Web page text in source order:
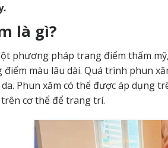
là gì?
phương pháp trang điểm thẩm
màu lâu dài. Quá trình phun
Phun xăm có thể được áp dụng
trên cơ thể để trang trí.